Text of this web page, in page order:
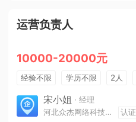
运营负责人
10000-20000元
经验不限 学历不限 2人
休假制度
销售奖金
年终奖金
宋小姐 · 经理
河北众杰网络科技有限公司
认证